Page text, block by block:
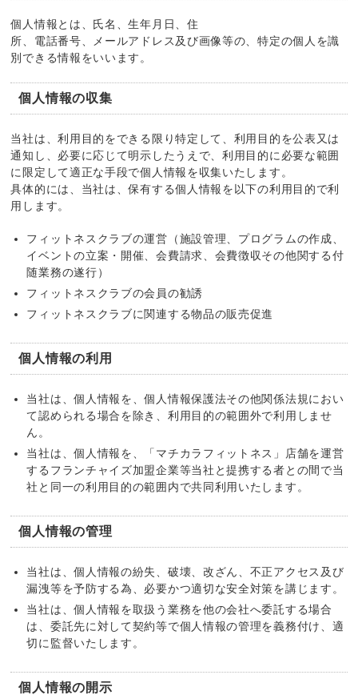
個人情報とは、氏名、生年月日、住
所、電話番号、メールアドレス及び画像等の、特定の個人を識
別できる情報をいいます。
個人情報の収集
当社は、利用目的をできる限り特定して、利用目的を公表又は
通知し、必要に応じて明示したうえで、利用目的に必要な範囲
に限定して適正な手段で個人情報を収集いたします。
具体的には、当社は、保有する個人情報を以下の利用目的で利
用します。
フィットネスクラブの運営（施設管理、プログラムの作成、
イベントの立案・開催、会費請求、会費徴収その他関する付
随業務の遂行）
フィットネスクラブの会員の勧誘
フィットネスクラブに関連する物品の販売促進
個人情報の利用
当社は、個人情報を、個人情報保護法その他関係法規におい
て認められる場合を除き、利用目的の範囲外で利用しませ
ん。
当社は、個人情報を、「マチカラフィットネス」店舗を運営
するフランチャイズ加盟企業等当社と提携する者との間で当
社と同一の利用目的の範囲内で共同利用いたします。
個人情報の管理
当社は、個人情報の紛失、破壊、改ざん、不正アクセス及び
漏洩等を予防する為、必要かつ適切な安全対策を講じます。
当社は、個人情報を取扱う業務を他の会社へ委託する場合
は、委託先に対して契約等で個人情報の管理を義務付け、適
切に監督いたします。
個人情報の開示